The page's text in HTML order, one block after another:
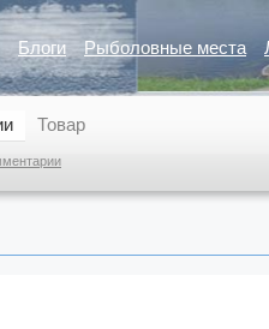
Блоги Рыболовные места
Товар